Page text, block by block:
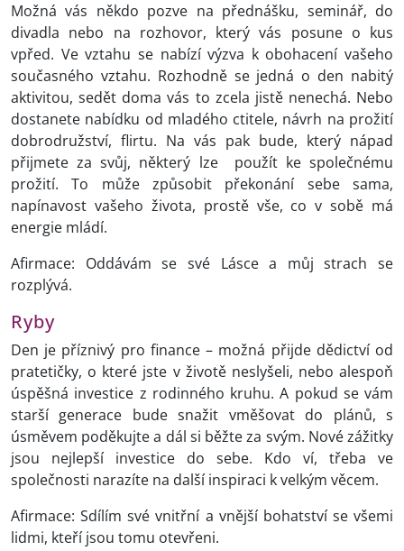
Možná vás někdo pozve na přednášku, seminář, do
divadla nebo na rozhovor, který vás posune o kus
vpřed. Ve vztahu se nabízí výzva k obohacení vašeho
současného vztahu. Rozhodně se jedná o den nabitý
aktivitou, sedět doma vás to zcela jistě nenechá. Nebo
dostanete nabídku od mladého ctitele, návrh na prožití
dobrodružství, flirtu. Na vás pak bude, který nápad
přijmete za svůj, některý lze použít ke společnému
prožití. To může způsobit překonání sebe sama,
napínavost vašeho života, prostě vše, co v sobě má
energie mládí.
Afirmace: Oddávám se své Lásce a můj strach se
rozplývá.
Ryby
Den je příznivý pro finance – možná přijde dědictví od
pratetičky, o které jste v životě neslyšeli, nebo alespoň
úspěšná investice z rodinného kruhu. A pokud se vám
starší generace bude snažit vměšovat do plánů, s
úsměvem poděkujte a dál si běžte za svým. Nové zážitky
jsou nejlepší investice do sebe. Kdo ví, třeba ve
společnosti narazíte na další inspiraci k velkým věcem.
Afirmace: Sdílím své vnitřní a vnější bohatství se všemi
lidmi, kteří jsou tomu otevřeni.